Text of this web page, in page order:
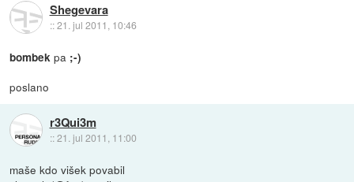
Shegevara
::21. jul 2011, 10:46
bombek pa ;-)
poslano
r3Qui3m
::21. jul 2011, 11:00
maše kdo višek povabil